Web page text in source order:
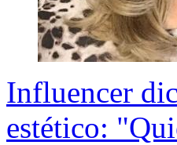
Influencer
estético: